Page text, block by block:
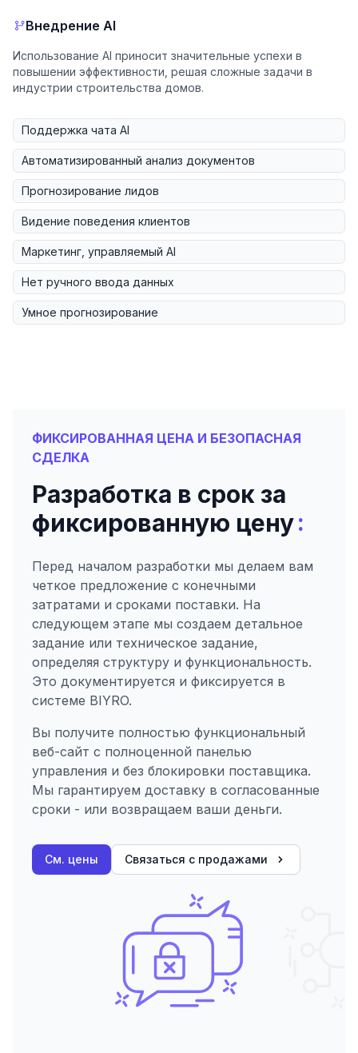
Внедрение AI
Использование AI приносит значительные успехи в
повышении эффективности, решая сложные задачи в
индустрии строительства домов.
Поддержка чата AI
Автоматизированный анализ документов
Прогнозирование лидов
Видение поведения клиентов
Маркетинг, управляемый AI
Нет ручного ввода данных
Умное прогнозирование
ФИКСИРОВАННАЯ ЦЕНА И БЕЗОПАСНАЯ
СДЕЛКА
Разработка в срок за
фиксированную цену:
Перед началом разработки мы делаем вам
четкое предложение с конечными
затратами и сроками поставки. На
следующем этапе мы создаем детальное
задание или техническое задание,
определяя структуру и функциональность.
Это документируется и фиксируется в
системе BIYRO.
Вы получите полностью функциональный
веб-сайт с полноценной панелью
управления и без блокировки поставщика.
Мы гарантируем доставку в согласованные
сроки - или возвращаем ваши деньги.
См. цены Связаться с продажами